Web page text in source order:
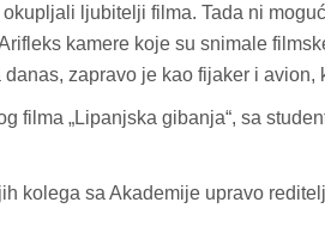
ljubitelji filma. Tada ni
kamere koje su snimale
zapravo je kao fijaker i avion,
filma „Lipanjska gibanja“, sa
kolega sa Akademije upravo